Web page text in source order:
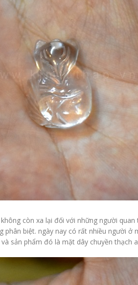
còn xa lại đối với những người
biệt. ngày nay có rất nhiều người
sản phẩm đó là mặt dây chuyền thạch